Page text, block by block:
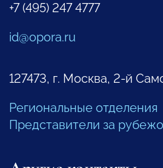
+7 (495) 247 4777
id@opora.ru
127473, г. Москва, 2-й
Региональные отделения
Представители за